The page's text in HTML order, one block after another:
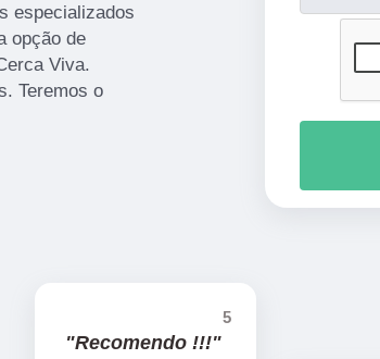
especializados
opção de
Viva.
Teremos o
5
"Recomendo !!!"